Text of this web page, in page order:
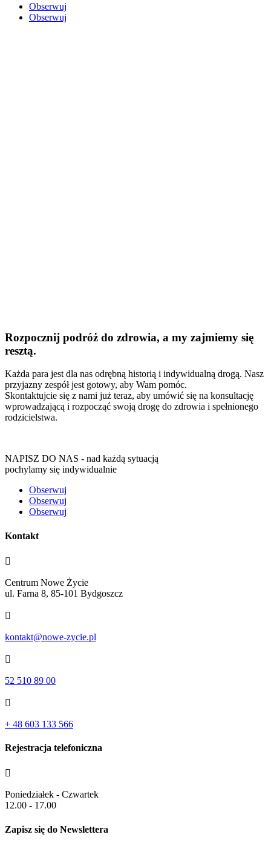
Obserwuj
Obserwuj
Rozpocznij podróż do zdrowia, a my zajmiemy się
resztą.
Każda para jest dla nas odrębną historią i indywidualną drogą. Nasz
przyjazny zespół jest gotowy, aby Wam pomóc.
Skontaktujcie się z nami już teraz, aby umówić się na konsultację
wprowadzającą i rozpocząć swoją drogę do zdrowia i spełnionego
rodzicielstwa.
NAPISZ DO NAS - nad każdą sytuacją
pochylamy się indywidualnie
Obserwuj
Obserwuj
Obserwuj
Kontakt

Centrum Nowe Życie
ul. Farna 8, 85-101 Bydgoszcz

kontakt@nowe-zycie.pl

52 510 89 00

+ 48 603 133 566
Rejestracja telefoniczna

Poniedziałek - Czwartek
12.00 - 17.00
Zapisz się do Newslettera